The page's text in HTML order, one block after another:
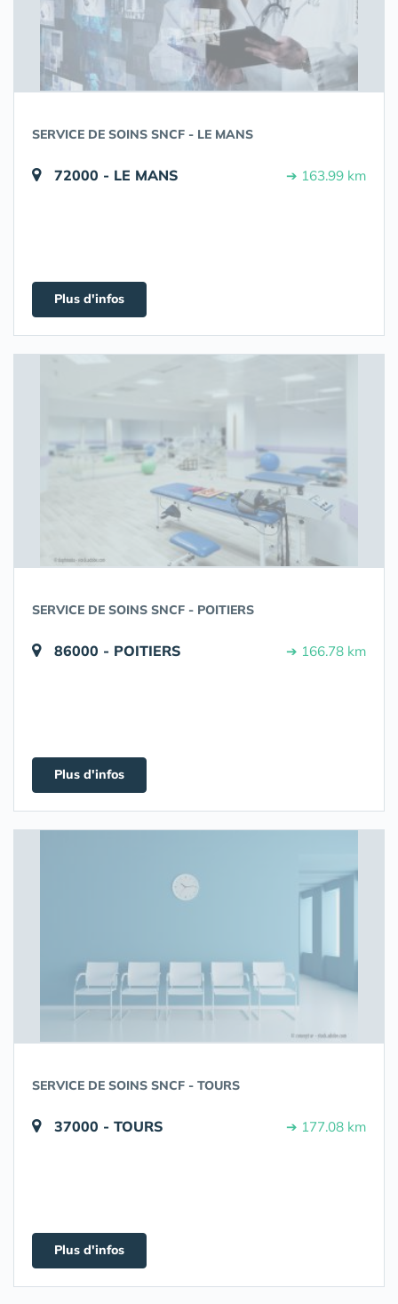
SERVICE DE SOINS SNCF - LE MANS
72000 - LE MANS ➔ 163.99 km
Plus d'infos
SERVICE DE SOINS SNCF - POITIERS
86000 - POITIERS ➔ 166.78 km
Plus d'infos
SERVICE DE SOINS SNCF - TOURS
37000 - TOURS ➔ 177.08 km
Plus d'infos